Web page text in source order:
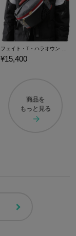
¥15,400
商品を
もっと見る